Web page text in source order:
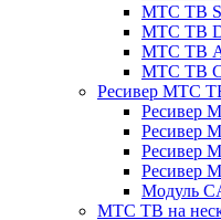
МТС ТВ
МТС ТВ
МТС ТВ
МТС ТВ
Ресивер МТС
Ресивер
Ресивер
Ресивер
Ресивер
Модуль
МТС ТВ на